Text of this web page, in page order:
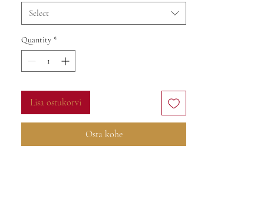
Select
Quantity *
Lisa ostukorvi
Osta kohe